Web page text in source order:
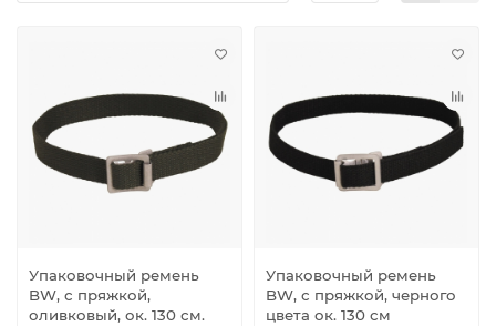
Упаковочный ремень
BW, с пряжкой,
оливковый, ок. 130 см.
Упаковочный ремень
BW, с пряжкой, черного
цвета ок. 130 см